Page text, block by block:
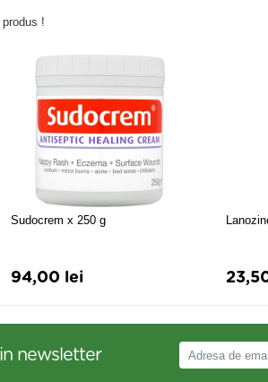
!
Sudocrem x 250 g
94,00 lei
newsletter